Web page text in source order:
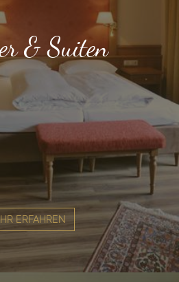
& Suiten
ERFAHREN